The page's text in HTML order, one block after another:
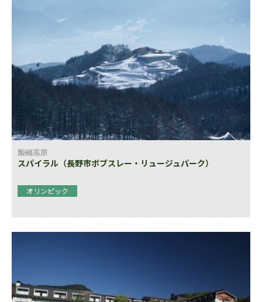
飯綱高原
スパイラル（長野市ボブスレー・リュージュパーク）
オリンピック